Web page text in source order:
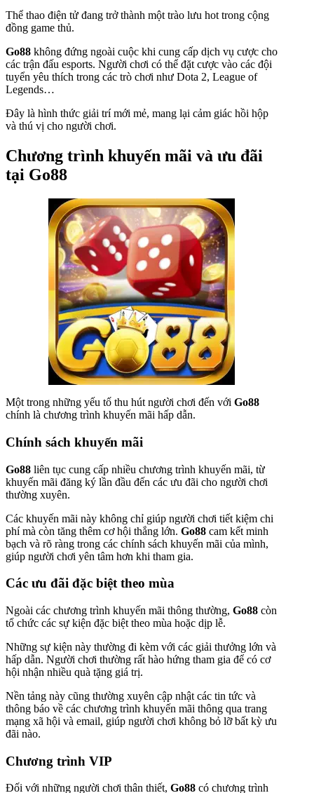
Thể thao điện tử đang trở thành một trào lưu hot trong cộng
đồng game thủ.
Go88 không đứng ngoài cuộc khi cung cấp dịch vụ cược cho
các trận đấu esports. Người chơi có thể đặt cược vào các đội
tuyển yêu thích trong các trò chơi như Dota 2, League of
Legends…
Đây là hình thức giải trí mới mẻ, mang lại cảm giác hồi hộp
và thú vị cho người chơi.
Chương trình khuyến mãi và ưu đãi
tại Go88
Một trong những yếu tố thu hút người chơi đến với Go88
chính là chương trình khuyến mãi hấp dẫn.
Chính sách khuyến mãi
Go88 liên tục cung cấp nhiều chương trình khuyến mãi, từ
khuyến mãi đăng ký lần đầu đến các ưu đãi cho người chơi
thường xuyên.
Các khuyến mãi này không chỉ giúp người chơi tiết kiệm chi
phí mà còn tăng thêm cơ hội thắng lớn. Go88 cam kết minh
bạch và rõ ràng trong các chính sách khuyến mãi của mình,
giúp người chơi yên tâm hơn khi tham gia.
Các ưu đãi đặc biệt theo mùa
Ngoài các chương trình khuyến mãi thông thường, Go88 còn
tổ chức các sự kiện đặc biệt theo mùa hoặc dịp lễ.
Những sự kiện này thường đi kèm với các giải thưởng lớn và
hấp dẫn. Người chơi thường rất hào hứng tham gia để có cơ
hội nhận nhiều quà tặng giá trị.
Nền tảng này cũng thường xuyên cập nhật các tin tức và
thông báo về các chương trình khuyến mãi thông qua trang
mạng xã hội và email, giúp người chơi không bỏ lỡ bất kỳ ưu
đãi nào.
Chương trình VIP
Đối với những người chơi thân thiết, Go88 có chương trình